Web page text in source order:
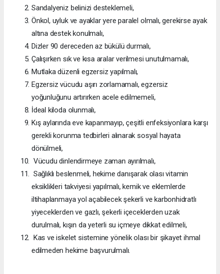
Sandalyeniz belinizi desteklemeli,
Önkol, uyluk ve ayaklar yere paralel olmalı, gerekirse ayak
altına destek konulmalı,
Dizler 90 dereceden az bükülü durmalı,
Çalışırken sık ve kısa aralar verilmesi unutulmamalı,
Mutlaka düzenli egzersiz yapılmalı,
Egzersiz vücudu aşırı zorlamamalı, egzersiz
yoğunluğunu artırırken acele edilmemeli,
İdeal kiloda olunmalı,
Kış aylarında eve kapanmayıp, çeşitli enfeksiyonlara karşı
gerekli korunma tedbirleri alınarak sosyal hayata
dönülmeli,
Vücudu dinlendirmeye zaman ayırılmalı,
Sağlıklı beslenmeli, hekime danışarak olası vitamin
eksiklikleri takviyesi yapılmalı, kemik ve eklemlerde
iltihaplanmaya yol açabilecek şekerli ve karbonhidratlı
yiyeceklerden ve gazlı, şekerli içeceklerden uzak
durulmalı, kışın da yeterli su içmeye dikkat edilmeli,
Kas ve iskelet sistemine yönelik olası bir şikayet ihmal
edilmeden hekime başvurulmalı.